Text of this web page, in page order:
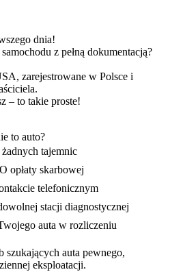
dnia!
z pełną dokumentacją?
zarejestrowane w Polsce i
– to takie proste!
to auto?
tajemnic
opłaty skarbowej
telefonicznym
stacji diagnostycznej
auta w rozliczeniu
szukających auta pewnego,
eksploatacji.